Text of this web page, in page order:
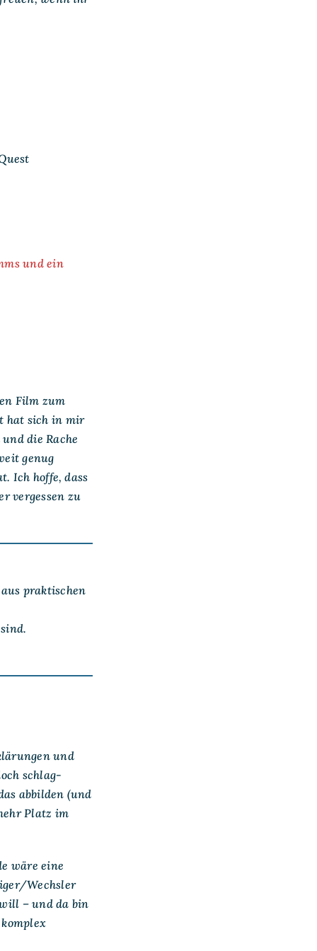
und ein
Film zum
hat sich in mir
die Rache
genug
Ich hoffe, dass
vergessen zu
praktischen
und
schlag-
abbilden (und
Platz im
wäre eine
Wechsler
– und da bin